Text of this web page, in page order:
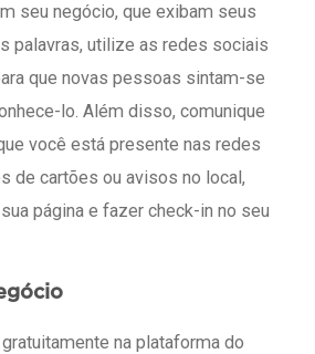
seu negócio, que exibam seus
palavras, utilize as redes sociais
que novas pessoas sintam-se
lo. Além disso, comunique
você está presente nas redes
de cartões ou avisos no local,
página e fazer check-in no seu
na plataforma do